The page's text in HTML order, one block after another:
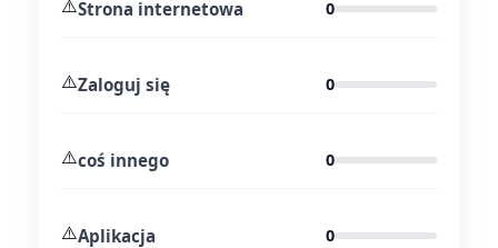
⚠️Strona internetowa 0
⚠️Zaloguj się 0
⚠️coś innego 0
⚠️Aplikacja 0